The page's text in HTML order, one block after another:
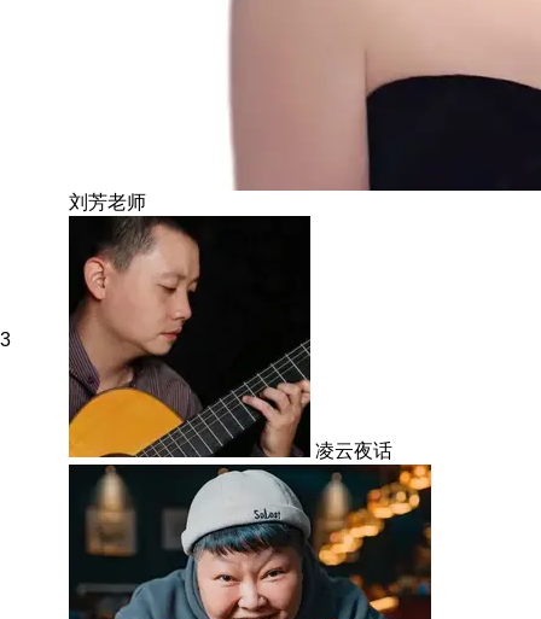
刘芳老师
3
凌云夜话